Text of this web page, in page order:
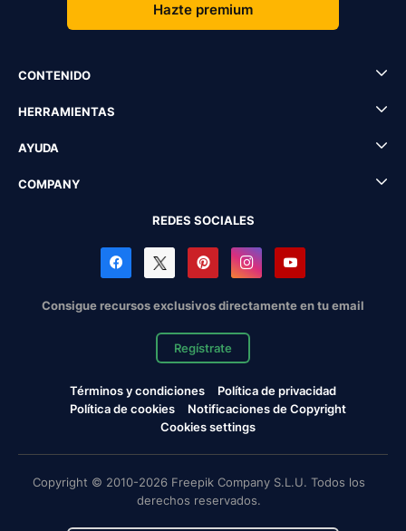
Hazte premium
CONTENIDO
HERRAMIENTAS
AYUDA
COMPANY
REDES SOCIALES
Consigue recursos exclusivos directamente en tu email
Regístrate
Términos y condiciones
Política de privacidad
Política de cookies
Notificaciones de Copyright
Cookies settings
Copyright © 2010-2026 Freepik Company S.L.U. Todos los
derechos reservados.